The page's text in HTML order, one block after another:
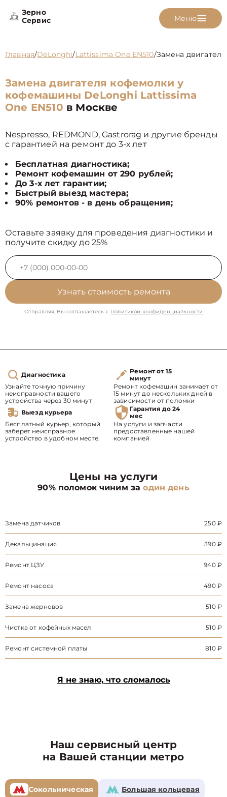
Зерно
Сервис
Меню
Главная/DeLonghi/Lattissima One EN510/Замена
Замена двигателя кофемолки у
кофемашины DeLonghi Lattissima
One EN510 в Москве
Nespresso, REDMOND, Gastrorag и другие бренды
с гарантией на ремонт до 3-х лет
Бесплатная диагностика;
Ремонт кофемашин от 290 рублей;
До 3-х лет гарантии;
Быстрый выезд мастера;
90% ремонтов - в день обращения;
Оставьте заявку для проведения диагностики и
получите скидку до 25%
Узнать стоимость ремонта
Отправляя, Вы соглашаетесь с Политикой конфиденциальности
Диагностика
Узнайте точную причину
неисправности вашего
устройства через 30 минут
Ремонт от 15
минут
Ремонт кофемашин занимает от
15 минут до нескольких дней в
зависимости от поломки
Выезд курьера
Бесплатный курьер, который
заберет неисправное
устройство в удобном месте.
Гарантия до 24
мес
На услуги и запчасти
предоставленные нашей
компанией
Цены на услуги
90% поломок чиним заодин день
Замена датчиков 250 ₽
Декальцинация 390 ₽
Ремонт ЦЗУ 940 ₽
Ремонт насоса 490 ₽
Замена жерновов 510 ₽
Чистка от кофейных масел 510 ₽
Ремонт системной платы 810 ₽
Я не знаю, что сломалось
Наш сервисный центр
на Вашей станции метро
Сокольническая Большая кольцевая